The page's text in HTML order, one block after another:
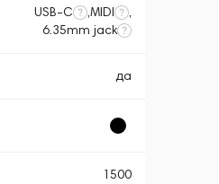
USB-C ,MIDI
,
6.35mm jack
да
1500